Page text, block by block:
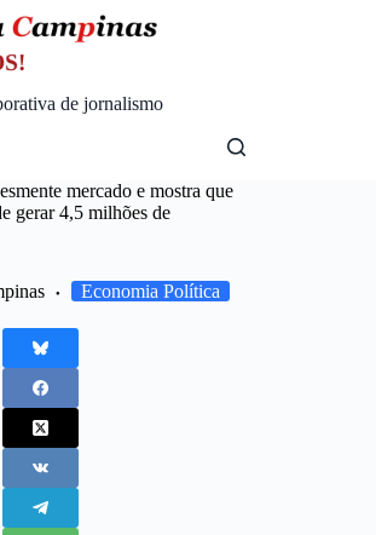
de jornalismo
mercado e mostra que
gerar 4,5 milhões de
Economia Política